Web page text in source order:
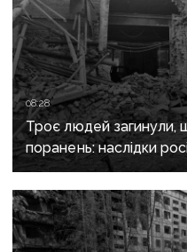
08:28
Троє людей загинули,
поранень: наслідки